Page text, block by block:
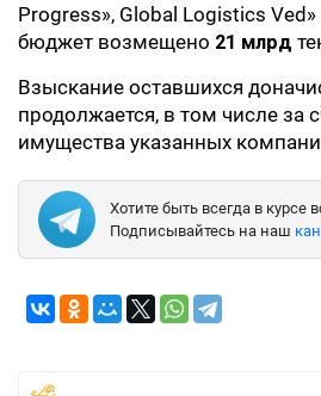
Progress», Global Logistics Ved»
бюджет возмещено 21 млрд
Взыскание оставшихся
продолжается, в том числе за
имущества указанных
Хотите быть всегда в курсе
Подписывайтесь на наш